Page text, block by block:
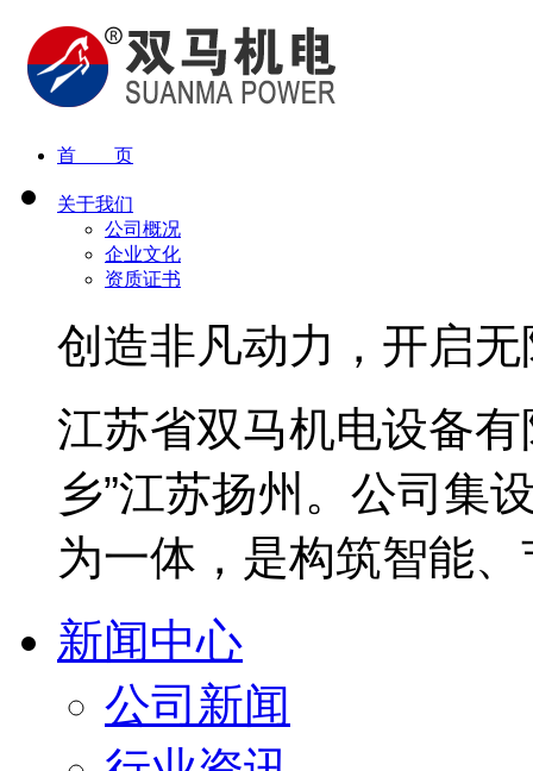
首 页
关于我们
公司概况
企业文化
资质证书
创造非凡动力，开启
江苏省双马机电设备
乡”江苏扬州。公司集
为一体，是构筑智能
新闻中心
公司新闻